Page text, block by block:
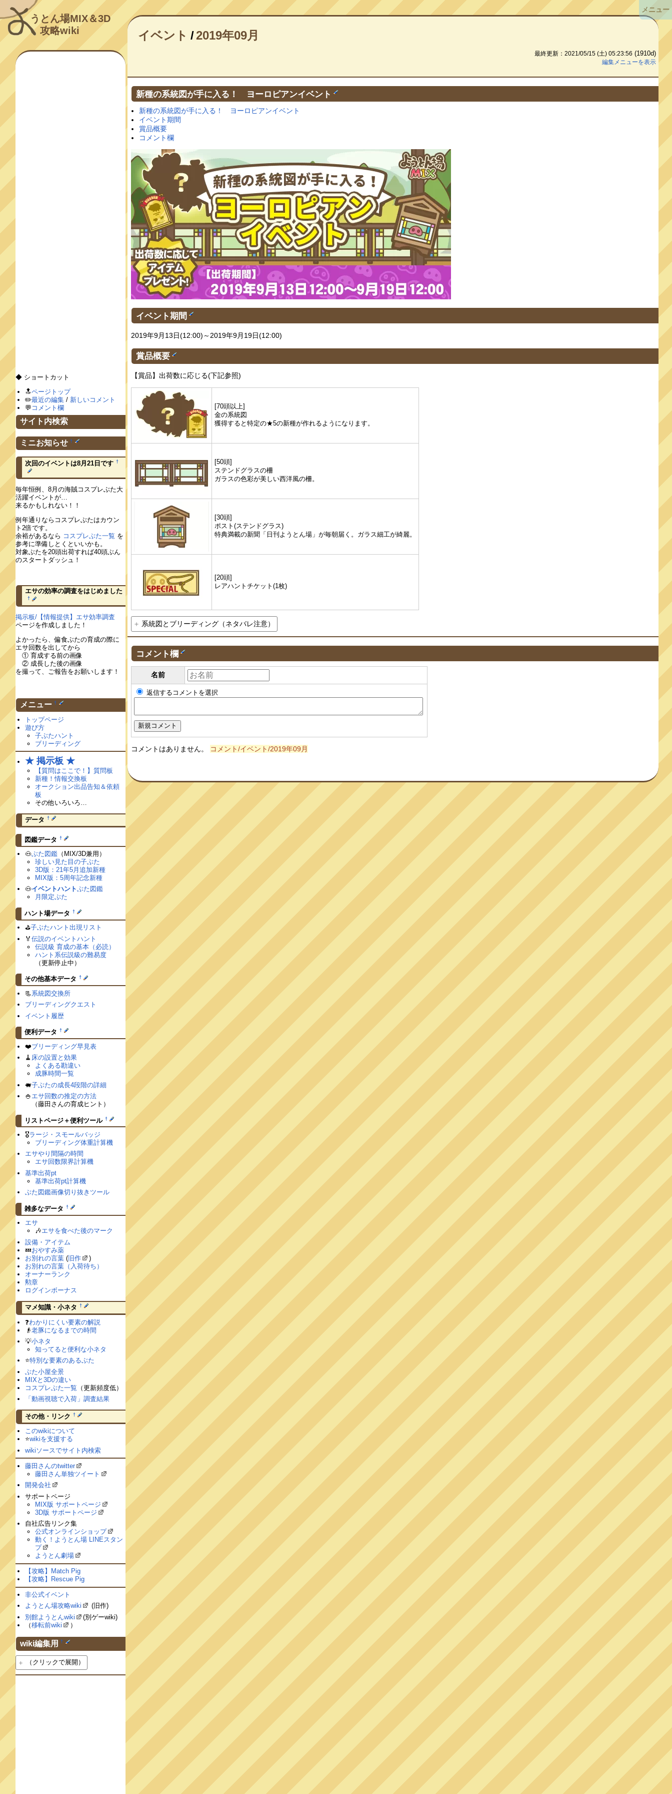
うとん場MIX＆3D
攻略wiki
イベント /2019年09月
最終更新：2021/05/15 (土) 05:23:56 (1910d)
編集メニューを表示
新種の系統図が手に入る！ ヨーロピアンイベント
新種の系統図が手に入る！ ヨーロピアンイベント
イベント期間
賞品概要
コメント欄
イベント期間
2019年9月13日(12:00)～2019年9月19日(12:00)
賞品概要
【賞品】出荷数に応じる(下記参照)
[70頭以上]
金の系統図
獲得すると特定の★5の新種が作れるようになります。
[50頭]
ステンドグラスの柵
ガラスの色彩が美しい西洋風の柵。
[30頭]
ポスト(ステンドグラス)
特典満載の新聞「日刊ようとん場」が毎朝届く。ガラス細工が綺麗。
[20頭]
レアハントチケット(1枚)
系統図とブリーディング（ネタバレ注意）
コメント欄
名前
返信するコメントを選択
コメントはありません。 コメント/イベント/2019年09月
◆ ショートカット
🔝ページトップ
✏️最近の編集 / 新しいコメント
💬 コメント欄
サイト内検索
ミニお知らせ †
次回のイベントは8月21日です †
毎年恒例、8月の海賊コスプレぶた大
活躍イベントが…
来るかもしれない！！
例年通りならコスプレぶたはカウン
ト2倍です。
余裕があるなら コスプレぶた一覧 を
参考に準備しとくといいかも。
対象ぶたを20頭出荷すれば40頭ぶん
のスタートダッシュ！
エサの効率の調査をはじめました
†
掲示板/【情報提供】エサ効率調査
ページを作成しました！
よかったら、偏食ぶたの育成の際に
エサ回数を出してから
① 育成する前の画像
② 成長した後の画像
を撮って、ご報告をお願いします！
メニュー †
トップページ
遊び方
子ぶたハント
ブリーディング
★ 掲示板 ★
【質問はここで！】質問板
新種！情報交換板
オークション出品告知＆依頼
板
その他いろいろ…
データ †
図鑑データ †
🐽ぶた図鑑 （MIX/3D兼用）
珍しい見た目の子ぶた
3D版：21年5月追加新種
MIX版：5周年記念新種
🐽イベントハントぶた図鑑
月限定ぶた
ハント場データ †
⛳️子ぶたハント出現リスト
🏅伝説のイベントハント
伝説級 育成の基本（必読）
ハント系伝説級の難易度
（更新停止中）
その他基本データ †
📃系統図交換所
ブリーディングクエスト
イベント履歴
便利データ †
❤️ブリーディング早見表
🧹 床の設置と効果
よくある勘違い
成豚時間一覧
🐖子ぶたの成長4段階の詳細
🍚 エサ回数の推定の方法
（藤田さんの育成ヒント）
リストページ＋便利ツール †
🎖ラージ・スモールバッジ
ブリーディング体重計算機
エサやり間隔の時間
エサ回数限界計算機
基準出荷pt
基準出荷pt計算機
ぶた図鑑画像切り抜きツール
雑多なデータ †
エサ
🎶エサを食べた後のマーク
設備・アイテム
💤おやすみ薬
お別れの言葉 (旧作
)
お別れの言葉（入荷待ち）
オーナーランク
勲章
ログインボーナス
マメ知識・小ネタ †
❓わかりにくい要素の解説
👴老豚になるまでの時間
💡小ネタ
知ってると便利な小ネタ
⭐️特別な要素のあるぶた
ぶた小屋全景
MIXと3Dの違い
コスプレぶた一覧 （更新頻度低）
「動画視聴で入荷」調査結果
その他・リンク †
このwikiについて
⭐️wikiを支援する
wikiソースでサイト内検索
藤田さんのtwitter
藤田さん単独ツイート
開発会社
サポートページ
MIX版 サポートページ
3D版 サポートページ
自社広告リンク集
公式オンラインショップ
動く！ようとん場 LINEスタン
プ
ようとん劇場
【攻略】Match Pig
【攻略】Rescue Pig
非公式イベント
ようとん場攻略wiki
(旧作)
別館ようとんwiki
(別ゲーwiki)
（移転前wiki ）
wiki編集用 †
（クリックで展開）
メニュー